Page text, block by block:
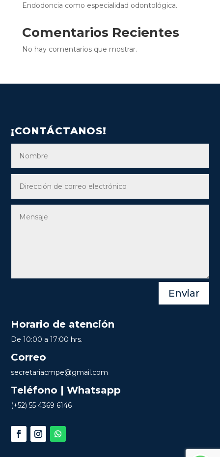
Endodoncia como especialidad odontológica.
Comentarios Recientes
No hay comentarios que mostrar.
¡CONTÁCTANOS!
Enviar
Horario de atención
De 10:00 a 17:00 hrs.
Correo
secretariacmpe@gmail.com
Teléfono | Whatsapp
(+52) 55 4369 6146